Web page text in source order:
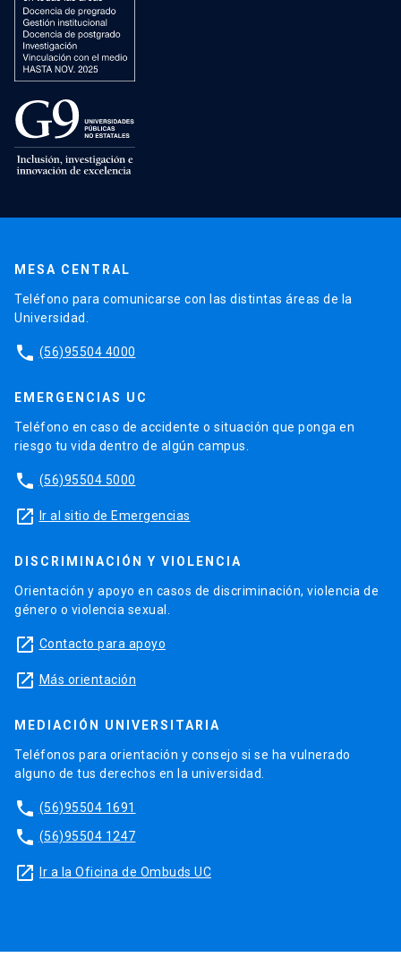
MESA CENTRAL
Teléfono para comunicarse con las distintas áreas de la
Universidad.
phone (56)95504 4000
EMERGENCIAS UC
Teléfono en caso de accidente o situación que ponga en
riesgo tu vida dentro de algún campus.
phone (56)95504 5000
launch Ir al sitio de Emergencias
DISCRIMINACIÓN Y VIOLENCIA
Orientación y apoyo en casos de discriminación, violencia de
género o violencia sexual.
launch Contacto para apoyo
launch Más orientación
MEDIACIÓN UNIVERSITARIA
Teléfonos para orientación y consejo si se ha vulnerado
alguno de tus derechos en la universidad.
phone (56)95504 1691
phone (56)95504 1247
launch Ir a la Oficina de Ombuds UC